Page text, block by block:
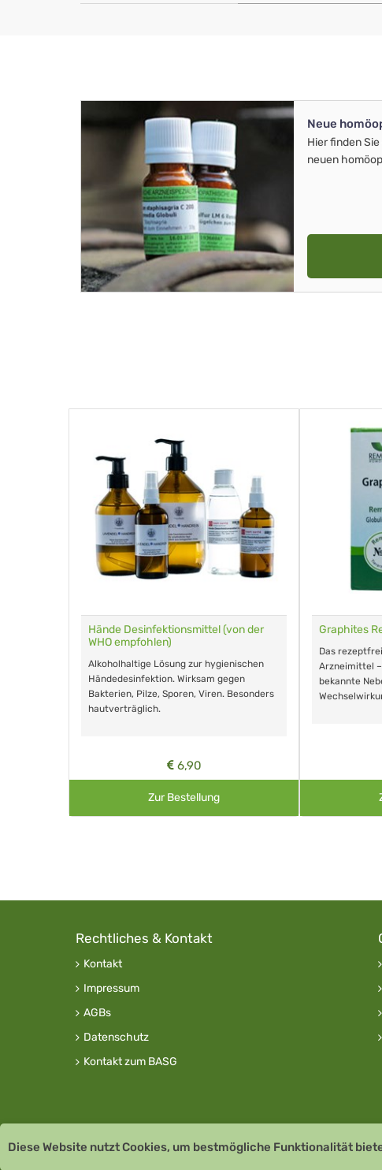
Neue
Hier finden
neuen
Hände Desinfektionsmittel (von der
WHO empfohlen)
Alkoholhaltige Lösung zur hygienischen
Händedesinfektion. Wirksam gegen
Bakterien, Pilze, Sporen, Viren. Besonders
hautverträglich.
6,90
Zur Bestellung
Graphites
Das
Arzneimittel
bekannte
Rechtliches & Kontakt
Kontakt
Impressum
AGBs
Datenschutz
Kontakt zum BASG
Copyright © 2026 Team Santé Salvator Apotheke -
Diese Website nutzt Cookies, um bestmögliche Funktionalität